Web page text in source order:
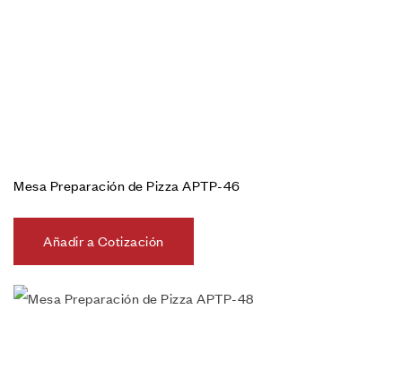
Mesa Preparación de Pizza APTP-46
Añadir a Cotización